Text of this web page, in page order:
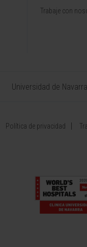
Trabaje con
Universidad de Navarra
Política de privacidad